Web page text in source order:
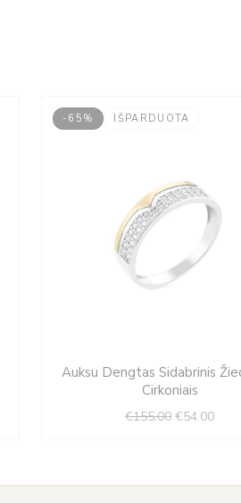
-65% IŠPARDUOTA
Auksu Dengtas Sidabrinis
Cirkoniais
€155.00
price
€155.00.
€54.00